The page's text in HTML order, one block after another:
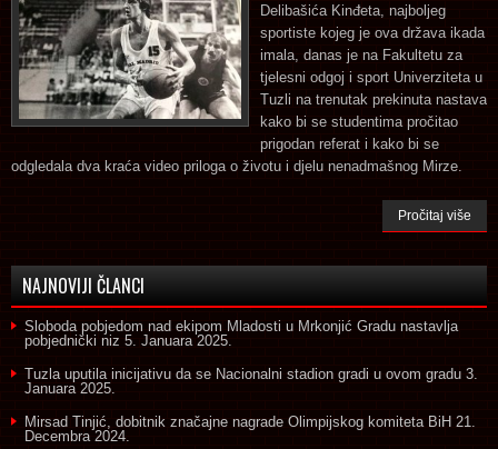
Delibašića Kinđeta, najboljeg
sportiste kojeg je ova država ikada
imala, danas je na Fakultetu za
tjelesni odgoj i sport Univerziteta u
Tuzli na trenutak prekinuta nastava
kako bi se studentima pročitao
prigodan referat i kako bi se
odgledala dva kraća video priloga o životu i djelu nenadmašnog Mirze.
Pročitaj više
NAJNOVIJI ČLANCI
Sloboda pobjedom nad ekipom Mladosti u Mrkonjić Gradu nastavlja
pobjednički niz 5. Januara 2025.
Tuzla uputila inicijativu da se Nacionalni stadion gradi u ovom gradu 3.
Januara 2025.
Mirsad Tinjić, dobitnik značajne nagrade Olimpijskog komiteta BiH 21.
Decembra 2024.